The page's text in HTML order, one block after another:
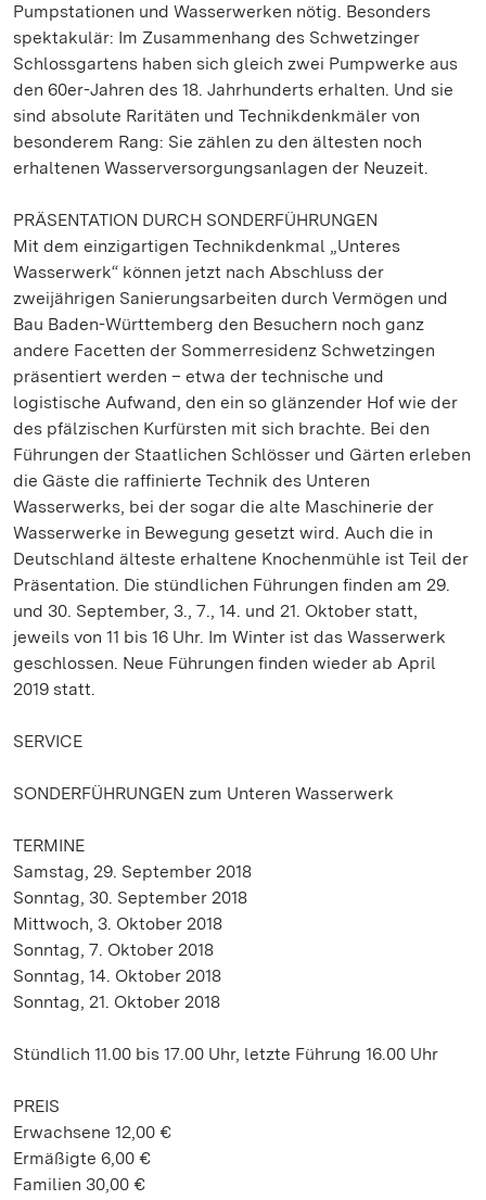
Pumpstationen und Wasserwerken nötig. Besonders
spektakulär: Im Zusammenhang des Schwetzinger
Schlossgartens haben sich gleich zwei Pumpwerke aus
den 60er-Jahren des 18. Jahrhunderts erhalten. Und sie
sind absolute Raritäten und Technikdenkmäler von
besonderem Rang: Sie zählen zu den ältesten noch
erhaltenen Wasserversorgungsanlagen der Neuzeit.
PRÄSENTATION DURCH SONDERFÜHRUNGEN
Mit dem einzigartigen Technikdenkmal „Unteres
Wasserwerk“ können jetzt nach Abschluss der
zweijährigen Sanierungsarbeiten durch Vermögen und
Bau Baden-Württemberg den Besuchern noch ganz
andere Facetten der Sommerresidenz Schwetzingen
präsentiert werden – etwa der technische und
logistische Aufwand, den ein so glänzender Hof wie der
des pfälzischen Kurfürsten mit sich brachte. Bei den
Führungen der Staatlichen Schlösser und Gärten erleben
die Gäste die raffinierte Technik des Unteren
Wasserwerks, bei der sogar die alte Maschinerie der
Wasserwerke in Bewegung gesetzt wird. Auch die in
Deutschland älteste erhaltene Knochenmühle ist Teil der
Präsentation. Die stündlichen Führungen finden am 29.
und 30. September, 3., 7., 14. und 21. Oktober statt,
jeweils von 11 bis 16 Uhr. Im Winter ist das Wasserwerk
geschlossen. Neue Führungen finden wieder ab April
2019 statt.
SERVICE
SONDERFÜHRUNGEN zum Unteren Wasserwerk
TERMINE
Samstag, 29. September 2018
Sonntag, 30. September 2018
Mittwoch, 3. Oktober 2018
Sonntag, 7. Oktober 2018
Sonntag, 14. Oktober 2018
Sonntag, 21. Oktober 2018
Stündlich 11.00 bis 17.00 Uhr, letzte Führung 16.00 Uhr
PREIS
Erwachsene 12,00 €
Ermäßigte 6,00 €
Familien 30,00 €